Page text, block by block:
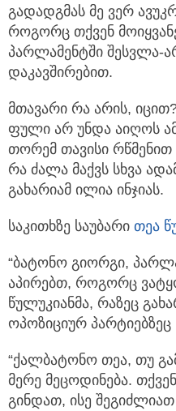
გადადგმას მე ვერ
როგორც თქვენ
პარლამენტში შესვლა-
დაკავშირებით.
მთავარი რა არის,
ფული არ უნდა აიღოს
თორემ თავისი რწმენით
რა ძალა მაქვს სხვა
გახარიამ ილია ინჯიას.
საკითხზე საუბარი თეა
“ბატონო გიორგი,
აპირებთ, როგორც
წულუკიანმა, რაზეც
ოპოზიციურ პარტიებზეც
“ქალბატონო თეა, თუ
მერე მეცოდინება.
გინდათ, ისე